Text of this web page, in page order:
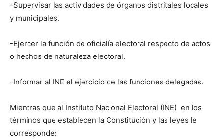
-Supervisar las actividades de órganos distritales locales
y municipales.
-Ejercer la función de oficialía electoral respecto de actos
o hechos de naturaleza electoral.
-Informar al INE el ejercicio de las funciones delegadas.
Mientras que al Instituto Nacional Electoral (INE) en los
términos que establecen la Constitución y las leyes le
corresponde: